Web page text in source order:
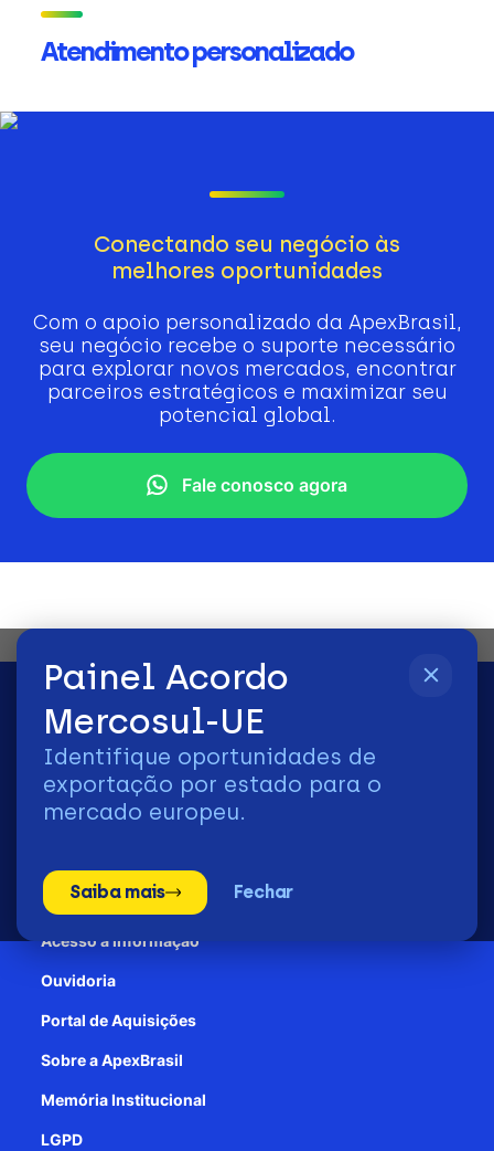
Atendimento personalizado
Conectando seu negócio às
melhores oportunidades
Com o apoio personalizado da ApexBrasil,
seu negócio recebe o suporte necessário
para explorar novos mercados, encontrar
parceiros estratégicos e maximizar seu
potencial global.
Fale conosco agora
Painel Acordo
Mercosul-UE
Identifique oportunidades de
exportação por estado para o
mercado europeu.
Saiba mais Fechar
2026 | © Todos os Direitos Reservados - ApexBrasil
Patrocínio
Acesso à informação
Ouvidoria
Portal de Aquisições
Sobre a ApexBrasil
Memória Institucional
LGPD